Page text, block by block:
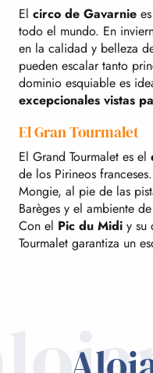
El circo de Gavarnie
todo el mundo. En
en la calidad y belleza
pueden escalar tanto
dominio esquiable es
excepcionales vistas
El Gran Tourmalet
El Grand Tourmalet es el
de los Pirineos
Mongie, al pie de las
Barèges y el ambiente
Con el Pic du Midi y su
Tourmalet garantiza un